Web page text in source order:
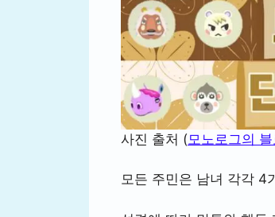
사진 출처 (모노로그의 블
모든 주민은 남녀 각각 4